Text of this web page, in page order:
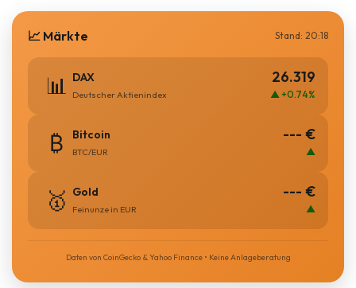
📈 Märkte Stand: 20:18
📊 DAX
Deutscher Aktienindex
26.319
▲ +0.74%
₿ Bitcoin
BTC/EUR
--- €
▲
🥇 Gold
Feinunze in EUR
--- €
▲
Daten von CoinGecko & Yahoo Finance • Keine Anlageberatung